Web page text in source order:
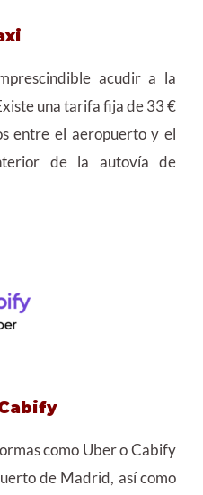
acudir a la
una tarifa fija de 33 €
entre el aeropuerto y el
de la autovía de
como Uber o Cabify
de Madrid, así como